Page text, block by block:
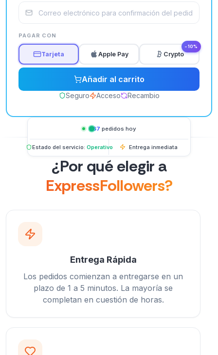
PAGAR CON
Tarjeta Apple Pay Crypto
−10%
Añadir al carrito
Seguro Acceso Recambio
567 pedidos hoy
Estado del servicio: Operativo Entrega inmediata
¿Por qué elegir a
ExpressFollowers?
Entrega Rápida
Los pedidos comienzan a entregarse en un
plazo de 1 a 5 minutos. La mayoría se
completan en cuestión de horas.